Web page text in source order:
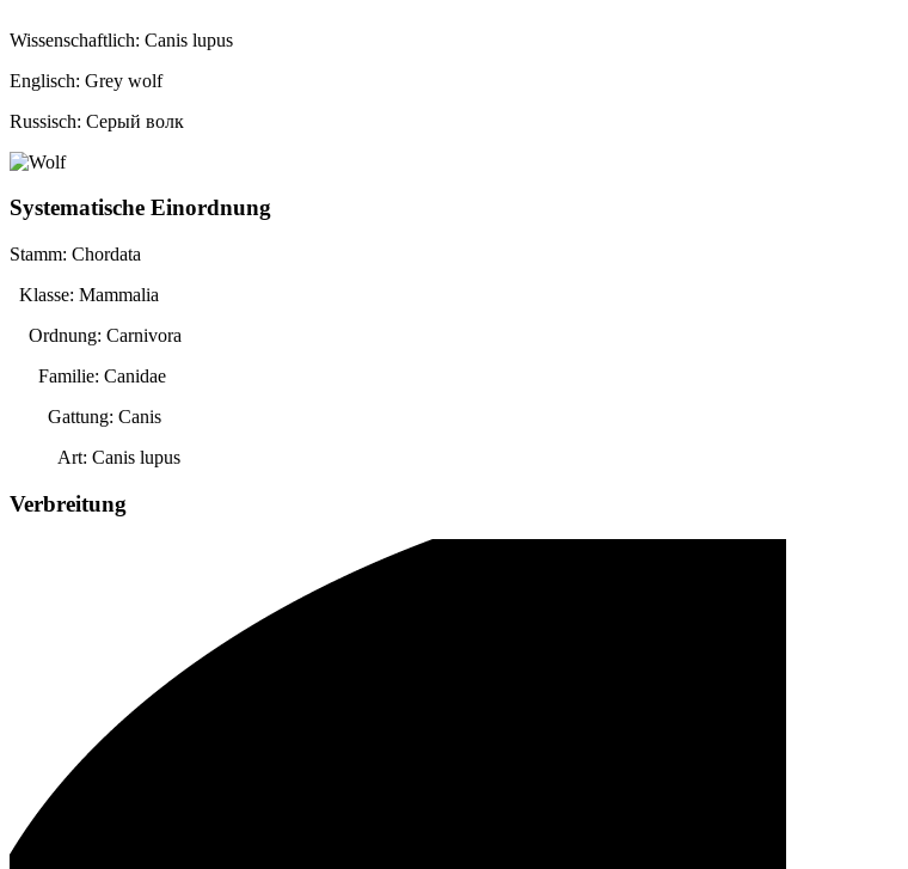
Wissenschaftlich: Canis lupus
Englisch: Grey wolf
Russisch: Cерый волк
Systematische Einordnung
Stamm: Chordata
Klasse: Mammalia
Ordnung: Carnivora
Familie: Canidae
Gattung: Canis
Art: Canis lupus
Verbreitung